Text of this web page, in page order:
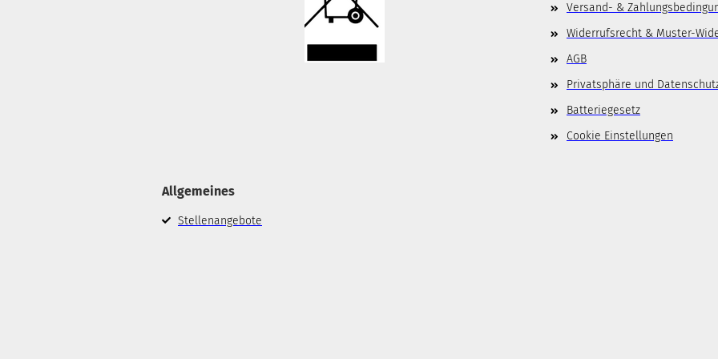
Versand- &
Widerrufsrecht & Muster-
AGB
Privatsphäre und
Batteriegesetz
Cookie Einstellungen
Allgemeines
Stellenangebote